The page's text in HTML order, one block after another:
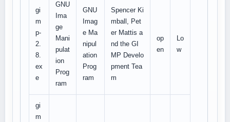
gi
m
p-
2.
8.
ex
e
GNU
Ima
ge
Mani
pulat
ion
Prog
ram
GNU
Imag
e Ma
nipul
ation
Prog
ram
Spencer Ki
mball, Pet
er Mattis a
nd the GI
MP Develo
pment Tea
m
op
en
Lo
w
gi
m